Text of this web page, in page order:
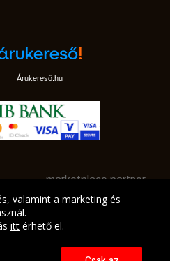
Árukereső.hu
marketplace partner
valamint a marketing és
itt érhető el.